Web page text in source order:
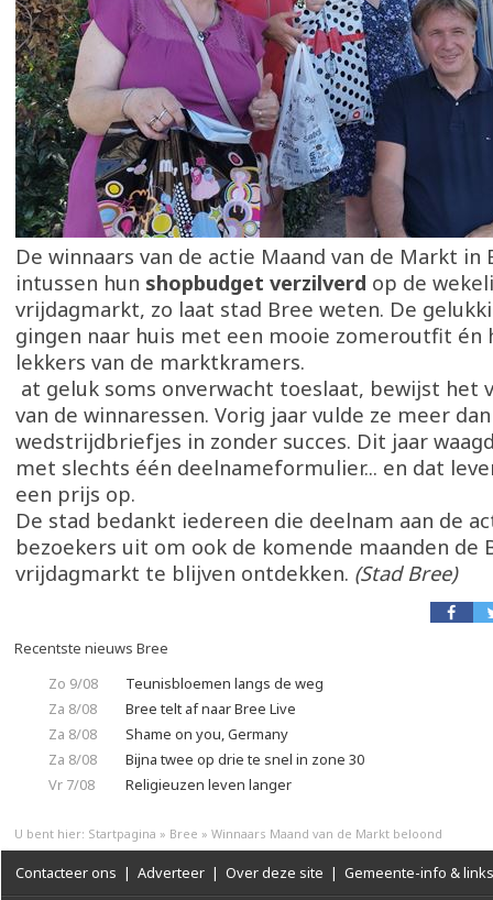
De winnaars van de actie Maand van de Markt in
intussen hun shopbudget verzilverd op de
vrijdagmarkt, zo laat stad Bree weten. De
gingen naar huis met een mooie zomeroutfit én
lekkers van de marktkramers.
at geluk soms onverwacht toeslaat, bewijst het
van de winnaressen. Vorig jaar vulde ze meer
wedstrijdbriefjes in zonder succes. Dit jaar
met slechts één deelnameformulier... en dat
een prijs op.
De stad bedankt iedereen die deelnam aan de
bezoekers uit om ook de komende maanden de
vrijdagmarkt te blijven ontdekken. (Stad Bree)
Recentste nieuws Bree
Zo 9/08
Teunisbloemen langs de weg
Za 8/08
Bree telt af naar Bree Live
Za 8/08
Shame on you, Germany
Za 8/08
Bijna twee op drie te snel in zone 30
Vr 7/08
Religieuzen leven langer
U bent hier: Startpagina » Bree » Winnaars Maand van de Markt beloond
Contacteer ons | Adverteer | Over deze site | Gemeente-info & links